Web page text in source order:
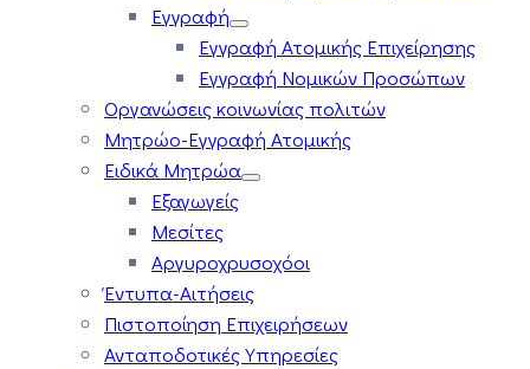
Εγγραφή
Εγγραφή Ατομικής Επιχείρησης
Εγγραφή Νομικών Προσώπων
Οργανώσεις κοινωνίας πολιτών
Μητρώο-Εγγραφή Ατομικής
Ειδικά Μητρώα
Εξαγωγείς
Μεσίτες
Αργυροχρυσοχόοι
Έντυπα-Αιτήσεις
Πιστοποίηση Επιχειρήσεων
Ανταποδοτικές Υπηρεσίες